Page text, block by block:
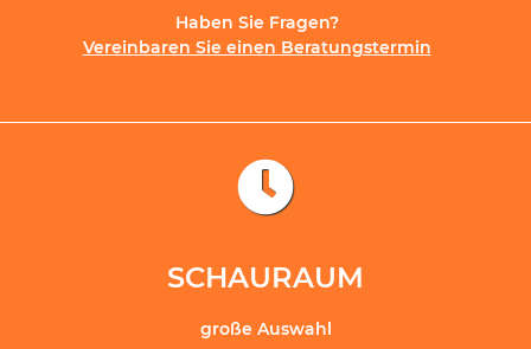
Haben Sie Fragen?
Vereinbaren Sie einen Beratungstermin
SCHAURAUM
große Auswahl